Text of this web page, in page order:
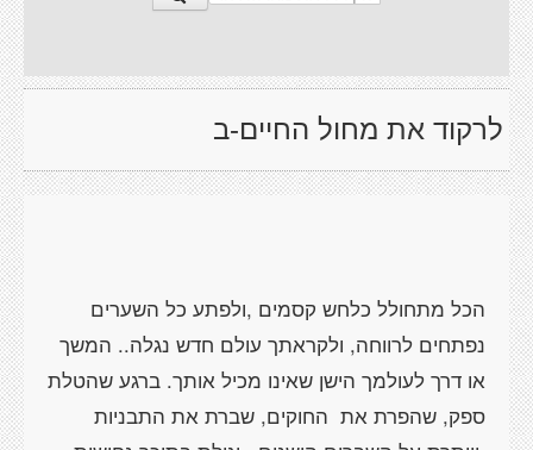
לרקוד את מחול החיים-ב
הכל מתחולל כלחש קסמים ,ולפתע כל השערים
נפתחים לרווחה, ולקראתך עולם חדש נגלה.. המשך
או דרך לעולמך הישן שאינו מכיל אותך. ברגע שהטלת
ספק, שהפרת את החוקים, שברת את התבניות